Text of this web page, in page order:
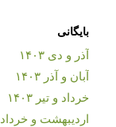
بایگانی
آذر و دی ۱۴۰۳
آبان و آذر ۱۴۰۳
خرداد و تیر ۱۴۰۳
اردیبهشت و خرداد ۱۴۰۳